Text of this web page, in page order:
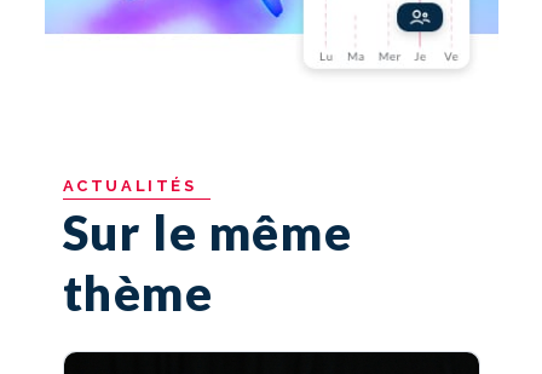
ACTUALITÉS
Sur le même
thème